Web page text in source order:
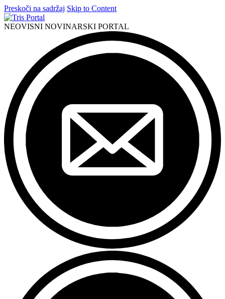
Preskoči na sadržaj Skip to Content
NEOVISNI NOVINARSKI PORTAL